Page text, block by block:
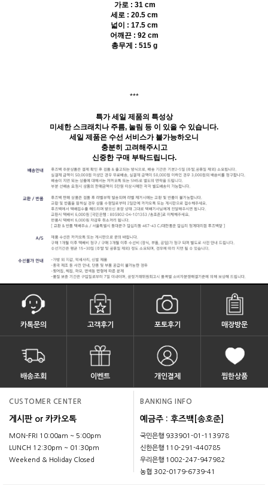
가로 : 31 cm
세로 : 20.5 cm
넓이 : 17.5 cm
어깨끈 : 92 cm
총무게 : 515 g
***
특가 세일 제품의 특성상
미세한 스크래치나 주름, 눌림 등 이 있을 수 있습니다.
세일 제품은 수선 서비스가 불가능하오니
충분히 고려해주시고
신중한 구매 부탁드립니다.
카톡문의 고객후기 포토후기 매장방문
배송조회 이벤트 개인결제 찜한상품
CUSTOMER CENTER
게시판 or 카카오톡
MON-FRI 10:00am ~ 5:00pm
LUNCH 12:30pm ~ 01:30pm
Weekend & Holiday Closed
BANKING INFO
예금주 : 후즈백[송호준]
국민은행 933901-01-113978
신한은행 110-291-440785
우리은행 1002-247-947982
농협 302-0179-6739-41